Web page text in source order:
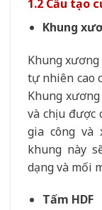
1.2 Cấu tạo
Khung
Khung xương
tự nhiên cao
Khung
và chịu được
gia công và
khung này
dạng và mối
Tấm HDF